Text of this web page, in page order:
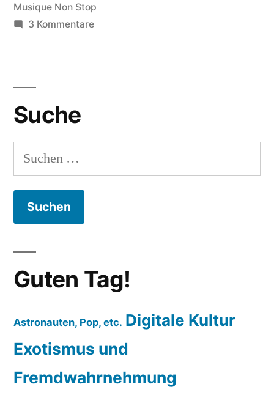
Musique Non Stop
3 Kommentarezu
Suche
Suchen
nach:
Guten Tag!
Astronauten, Pop, etc. Digitale Kultur
Exotismus und
Fremdwahrnehmung